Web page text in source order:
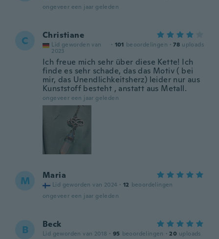
ongeveer een jaar geleden
C Christiane
Lid geworden van
2023
· 101 beoordelingen · 78 uploads
Ich freue mich sehr über diese Kette! Ich
finde es sehr schade, das das Motiv ( bei
mir, das Unendlichkeitsherz) leider nur aus
Kunststoff besteht , anstatt aus Metall.
ongeveer een jaar geleden
M Maria
Lid geworden van 2024 · 12 beoordelingen
ongeveer een jaar geleden
B Beck
Lid geworden van 2018 · 95 beoordelingen · 20 uploads